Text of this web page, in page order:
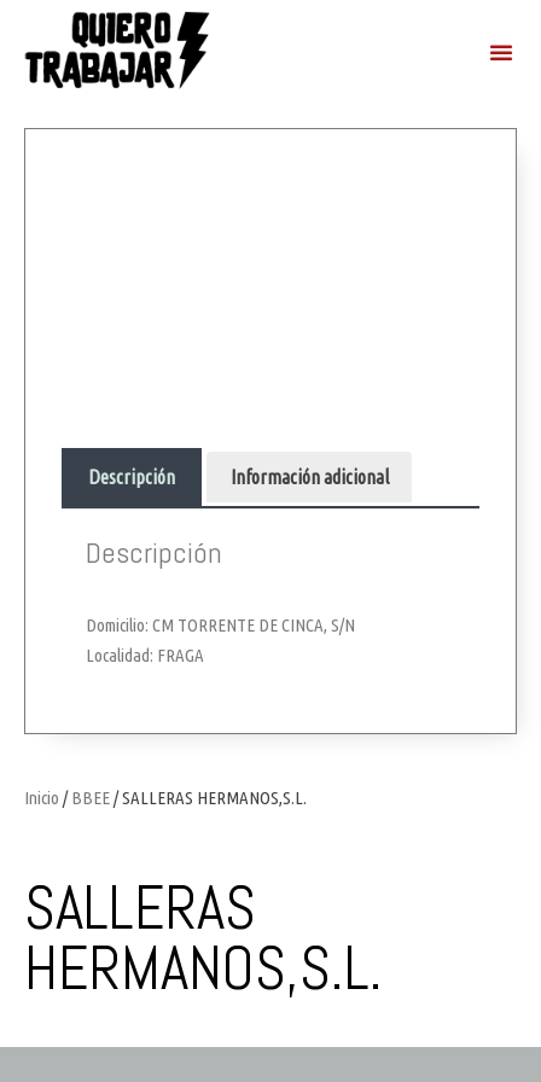
Inicio /BBEE/ SALLERAS HERMANOS,S.L.
SALLERAS
HERMANOS,S.L.
Descripción Información adicional
Descripción
Domicilio: CM TORRENTE DE CINCA, S/N
Localidad: FRAGA